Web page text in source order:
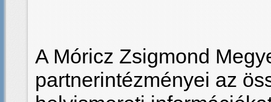
A Móricz Zsigmond
partnerintézményei az